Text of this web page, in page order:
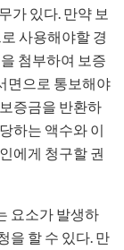
가 있다. 만약 보
사용해야할 경
첨부하여 보증
면으로 통보해야
증금을 반환하
하는 액수와 이
에게 청구할 권
요소가 발생하
을 할 수 있다. 만